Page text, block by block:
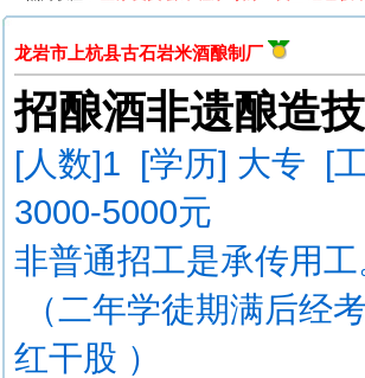
龙岩市上杭县古石岩米酒酿制厂
招酿酒非遗酿造
[人数]1 [学历] 大专 [
3000-5000元
非普通招工是承传用工
（二年学徒期满后经
红干股 ）